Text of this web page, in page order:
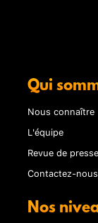
Qui
Nous connaître
L'équipe
Revue de presse
Contactez-nous
Nos